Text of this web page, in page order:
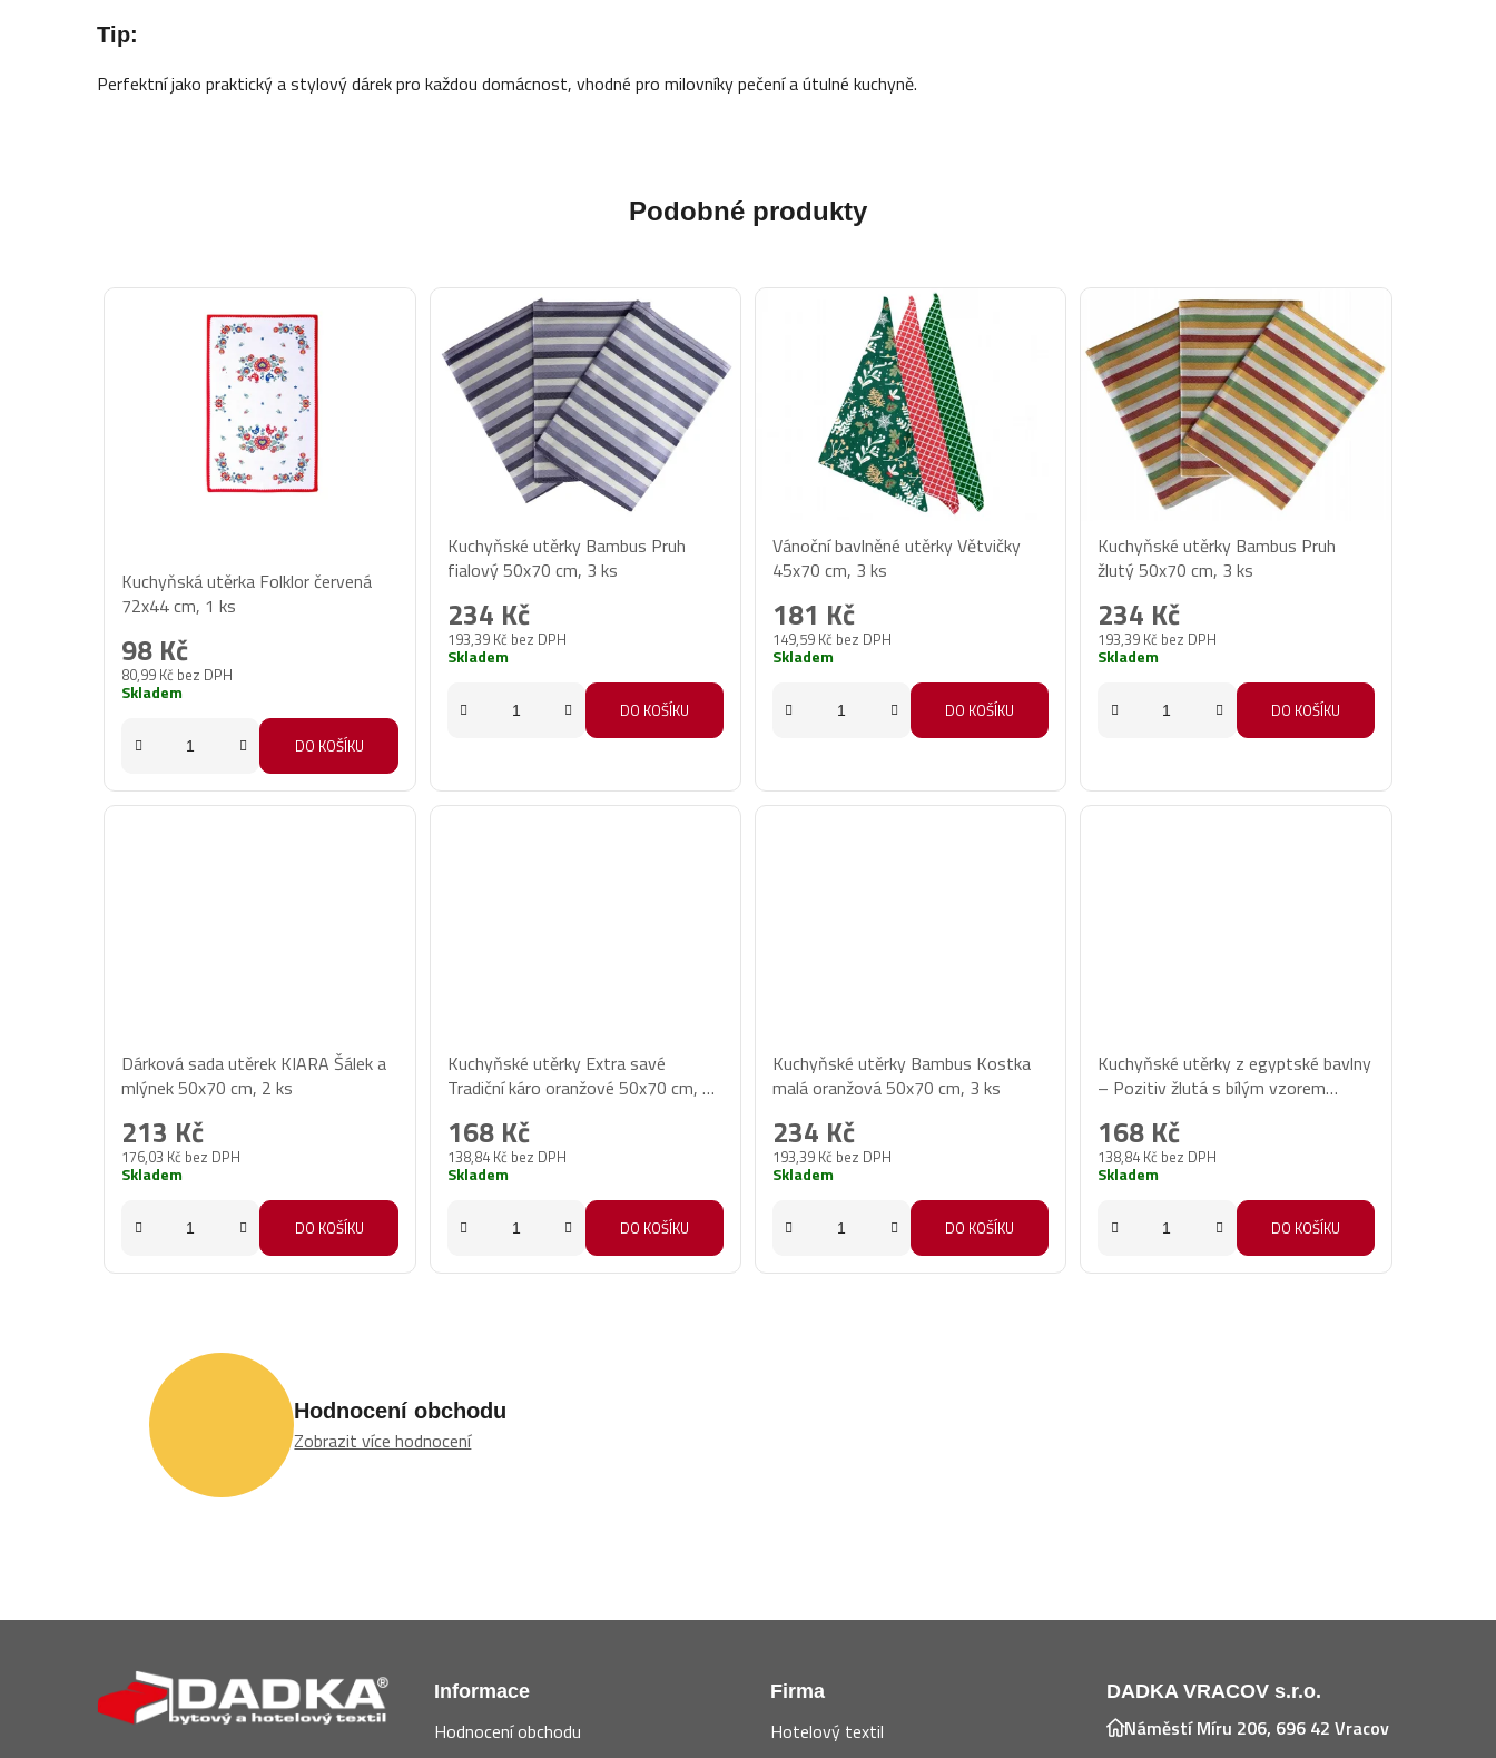
Tip:
Perfektní jako praktický a stylový dárek pro každou domácnost, vhodné pro milovníky pečení a útulné kuchyně.
Podobné produkty
hodnocení
produktu
je
2,0
5
Kuchyňská utěrka Folklor červená
72x44 cm, 1 ks
80,99 Kč bez DPH
98 Kč
Skladem
DO KOŠÍKU
Kuchyňské utěrky Bambus Pruh
fialový 50x70 cm, 3 ks
193,39 Kč bez DPH
234 Kč
Skladem
DO KOŠÍKU
Vánoční bavlněné utěrky Větvičky
45x70 cm, 3 ks
149,59 Kč bez DPH
181 Kč
Skladem
DO KOŠÍKU
Kuchyňské utěrky Bambus Pruh
žlutý 50x70 cm, 3 ks
193,39 Kč bez DPH
234 Kč
Skladem
DO KOŠÍKU
Dárková sada utěrek KIARA Šálek a
mlýnek 50x70 cm, 2 ks
176,03 Kč bez DPH
213 Kč
Skladem
DO KOŠÍKU
Kuchyňské utěrky Extra savé
Tradiční káro oranžové 50x70 cm, 3
138,84 Kč bez DPH
168 Kč
Skladem
DO KOŠÍKU
Kuchyňské utěrky Bambus Kostka
malá oranžová 50x70 cm, 3 ks
193,39 Kč bez DPH
234 Kč
Skladem
DO KOŠÍKU
Kuchyňské utěrky z egyptské bavlny
– Pozitiv žlutá s bílým vzorem
138,84 Kč bez DPH
168 Kč
Skladem
DO KOŠÍKU
Hodnocení obchodu
Zobrazit více hodnocení
Informace
Hodnocení obchodu
Firma
Hotelový textil
DADKA VRACOV s.r.o.
Náměstí Míru 206, 696 42 Vracov